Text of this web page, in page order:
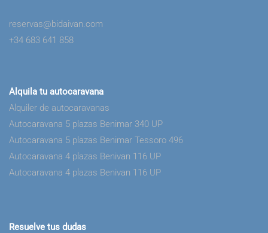
reservas@bidaivan.com
+34 683 641 858
Alquila tu autocaravana
Alquiler de autocaravanas
Autocaravana 5 plazas Benimar 340 UP
Autocaravana 5 plazas Benimar Tessoro 496
Autocaravana 4 plazas Benivan 116 UP
Autocaravana 4 plazas Benivan 116 UP
Resuelve tus dudas